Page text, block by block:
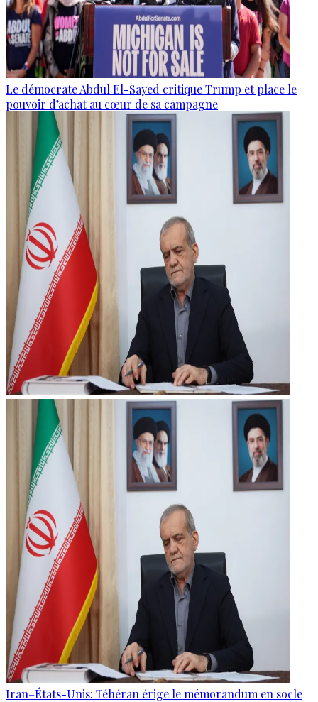
Le démocrate Abdul El-Sayed critique Trump et place le
pouvoir d’achat au cœur de sa campagne
Iran–États-Unis: Téhéran érige le mémorandum en socle